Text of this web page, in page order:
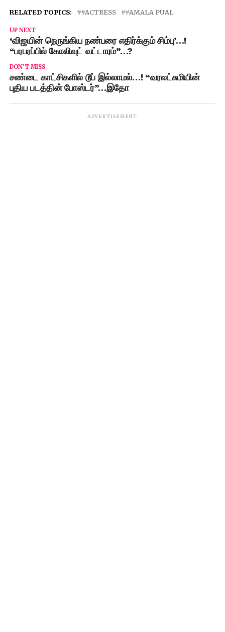
RELATED TOPICS: #ACTRESS #AMALA PUAL
UP NEXT
‘விஜயின் நெருங்கிய நண்பரை எதிர்க்கும் சிம்பு’…!
“பரபரப்பில் கோலிவுட் வட்டாரம்”…?
DON'T MISS
சண்டை காட்சிகளில் டூப் இல்லாமல்…! “வரலட்சுமியின்
புதிய படத்தின் போஸ்டர்”…இதோ
ADVERTISEMENT